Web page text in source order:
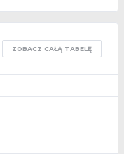
ZOBACZ CAŁĄ TABELĘ